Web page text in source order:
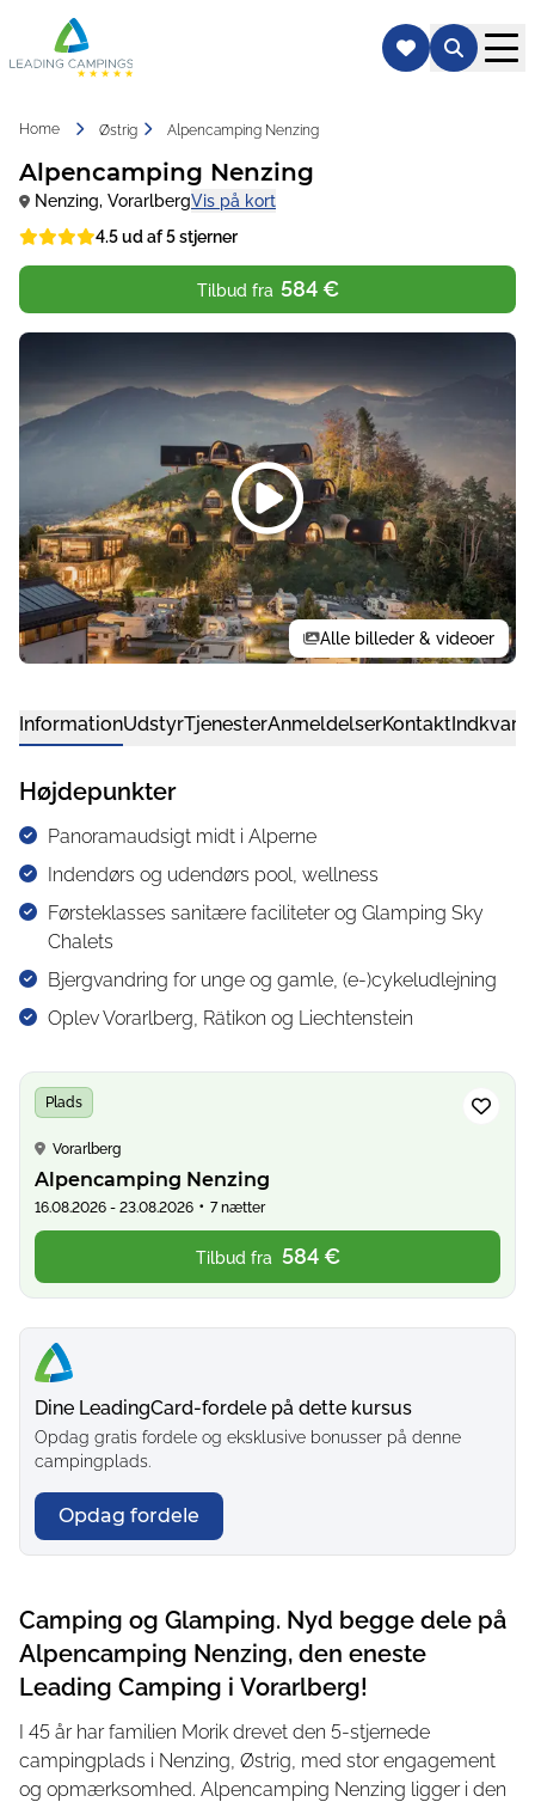
Home Østrig Alpencamping Nenzing
Alpencamping Nenzing
Nenzing, VorarlbergVis på kort
4.5 ud af 5 stjerner
Tilbud fra 584 €
Alle billeder & videoer
InformationUdstyrTjenesterAnmeldelserKontakt
Højdepunkter
Panoramaudsigt midt i Alperne
Indendørs og udendørs pool, wellness
Førsteklasses sanitære faciliteter og Glamping Sky
Chalets
Bjergvandring for unge og gamle, (e-)cykeludlejning
Oplev Vorarlberg, Rätikon og Liechtenstein
Plads
Vorarlberg
Alpencamping Nenzing
16.08.2026 - 23.08.2026 • 7 nætter
Tilbud fra 584 €
Dine LeadingCard-fordele på dette kursus
Opdag gratis fordele og eksklusive bonusser på denne
campingplads.
Opdag fordele
Camping og Glamping. Nyd begge dele på
Alpencamping Nenzing, den eneste
Leading Camping i Vorarlberg!
I 45 år har familien Morik drevet den 5-stjernede
campingplads i Nenzing, Østrig, med stor engagement
og opmærksomhed. Alpencamping Nenzing ligger i den